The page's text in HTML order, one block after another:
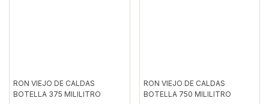
RON VIEJO DE CALDAS
BOTELLA 375 MILILITRO
RON VIEJO DE CALDAS
BOTELLA 750 MILILITRO